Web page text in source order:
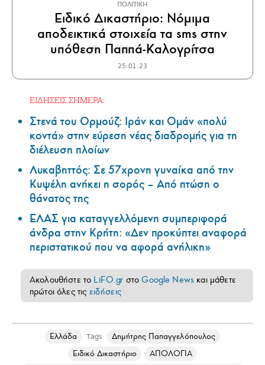
ΠΟΛΙΤΙΚΗ
Ειδικό Δικαστήριο: Νόμιμα
αποδεικτικά στοιχεία τα sms στην
υπόθεση Παππά-Καλογρίτσα
25.01.23
ΕΙΔΗΣΕΙΣ ΣΗΜΕΡΑ:
Στενά του Ορμούζ: Ιράν και Ομάν «πολύ
κοντά» στην εύρεση νέας διαδρομής για τη
διέλευση πλοίων
Λυκαβηττός: Σε 57χρονη γυναίκα από την
Κυψέλη ανήκει η σορός – Από πτώση ο
θάνατος της
ΕΛΑΣ για καταγγελλόμενη συμπεριφορά
άνδρα στην Κρήτη: «Δεν προκύπτει αναφορά
περιστατικού που να αφορά ανήλικη»
Ακολουθήστε το LiFO.gr στοGoogle News και μάθετε
πρώτοι όλες τις ειδήσεις
Ελλάδα Tags
Δημήτρης Παπαγγελόπουλος
Ειδικό Δικαστήριο
ΑΠΟΛΟΓΙΑ